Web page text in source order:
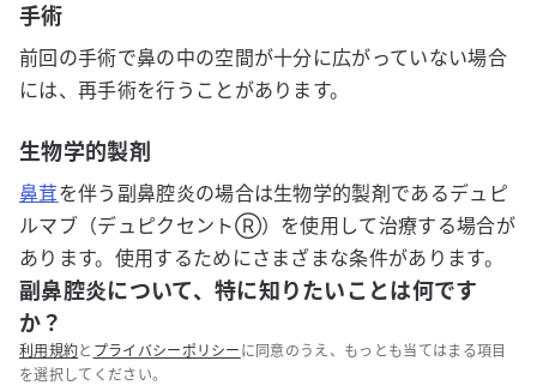
手術
前回の手術で鼻の中の空間が十分に広がっていない場合
には、再手術を行うことがあります。
生物学的製剤
鼻茸を伴う副鼻腔炎の場合は生物学的製剤であるデュピ
ルマブ（デュピクセントⓇ︎）を使用して治療する場合が
あります。使用するためにさまざまな条件があります。
副鼻腔炎について、特に知りたいことは何です
か？
利用規約と プライバシーポリシー に同意のうえ、もっとも当てはまる項目
を選択してください。